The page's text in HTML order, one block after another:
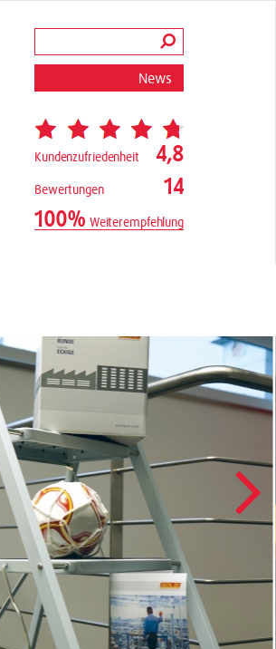
News
Kundenzufriedenheit 4,8
Bewertungen
14
100% Weiterempfehlung